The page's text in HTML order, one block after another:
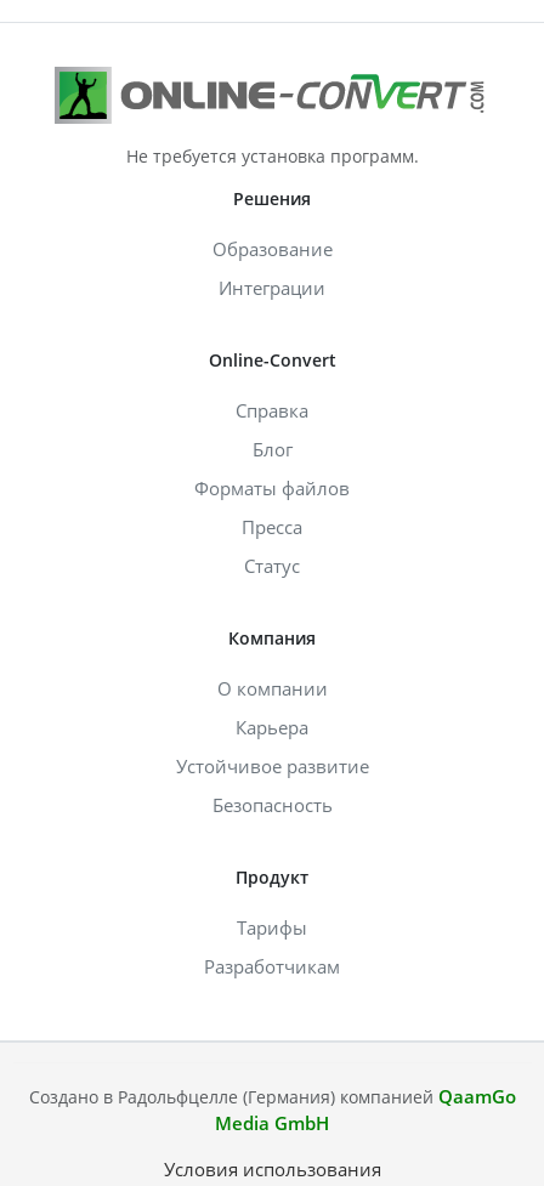
Не требуется установка программ.
Решения
Образование
Интеграции
Online-Convert
Справка
Блог
Форматы файлов
Пресса
Статус
Компания
О компании
Карьера
Устойчивое развитие
Безопасность
Продукт
Тарифы
Разработчикам
Создано в Радольфцелле (Германия) компанией QaamGo
Media GmbH
Условия использования